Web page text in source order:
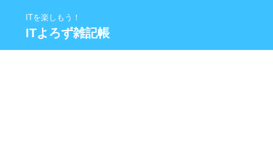
ITを楽しもう！
ITよろず雑記帳